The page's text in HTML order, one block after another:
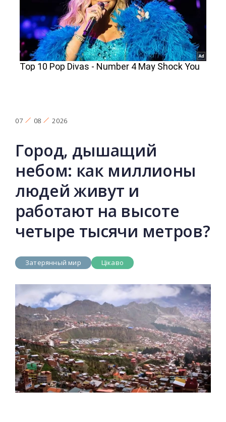
07 08 2026
Город, дышащий
небом: как миллионы
людей живут и
работают на высоте
четыре тысячи метров?
Затерянный мир Цікаво